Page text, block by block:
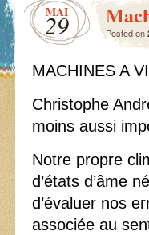
MAI
29 Posted on
MACHINES A
Christophe
moins aussi
Notre propre
d’états d’âme
d’évaluer nos
associée au